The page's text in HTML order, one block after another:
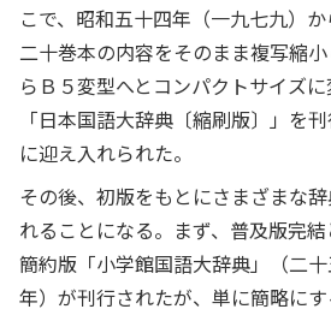
こで、昭和五十四年（一九七九）か
二十巻本の内容をそのまま複写縮
らＢ５変型へとコンパクトサイズ
「日本国語大辞典〔縮刷版〕」を
に迎え入れられた。
その後、初版をもとにさまざまな
れることになる。まず、普及版完
簡約版「小学館国語大辞典」（二
年）が刊行されたが、単に簡略に